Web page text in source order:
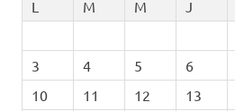
L
M M J
3
4 5 6
10
11 12 13